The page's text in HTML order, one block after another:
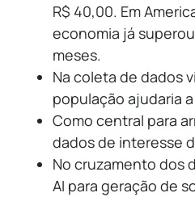
R$ 40,00. Em
economia já
meses.
Na coleta de dados
população ajudaria
Como central para
dados de interesse
No cruzamento dos
AI para geração de